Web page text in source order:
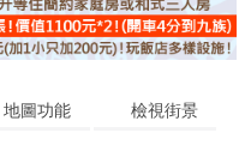
地圖功能 檢視街景